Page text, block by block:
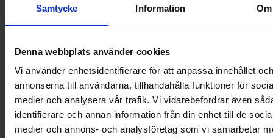
Samtycke Information Om
Denna webbplats använder cookies
Vi använder enhetsidentifierare för att anpassa innehållet och
annonserna till användarna, tillhandahålla funktioner för
medier och analysera vår trafik. Vi vidarebefordrar även
identifierare och annan information från din enhet till de
medier och annons- och analysföretag som vi samarbetar
Inbyggnadsugn
SiemensHB722G1B1S